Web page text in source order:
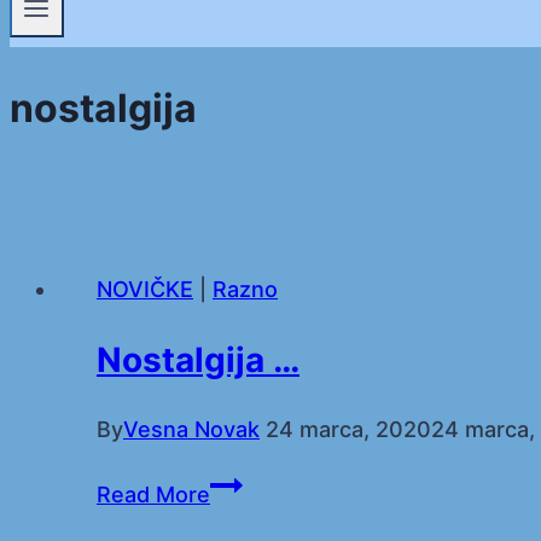
nostalgija
NOVIČKE Razno
Nostalgija …
ByVesna Novak 24 marca, 202024
Read MoreNostalgija